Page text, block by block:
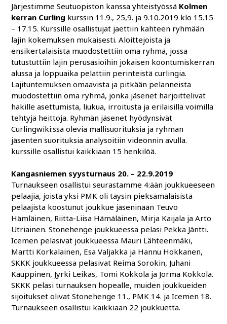
Järjestimme Seutuopiston kanssa yhteistyössä Kolmen
kerran Curling kurssin 11.9., 25,9. ja 9.10.2019 klo 15.15
– 17.15. Kurssille osallistujat jaettiin kahteen ryhmään
lajin kokemuksen mukaisesti. Aloittejoista ja
ensikertalaisista muodostettiin oma ryhmä, jossa
tutustuttiin lajin perusasioihin jokaisen koontumiskerran
alussa ja loppuaika pelattiin perinteistä curlingia.
Lajituntemuksen omaavista ja pitkään pelanneista
muodostettiin oma ryhmä, jonka jäsenet harjoittelivat
hakille asettumista, liukua, irroitusta ja erilaisilla voimilla
tehtyjä heittoja. Ryhmän jäsenet hyödynsivät
Curlingwiki:ssä olevia mallisuorituksia ja ryhmän
jäsenten suorituksia analysoitiin videonnin avulla.
kurssille osallistui kaikkiaan 15 henkilöä.
Kangasniemen syysturnaus 20. – 22.9.2019
Turnaukseen osallistui seurastamme 4:ään joukkueeseen
pelaajia, joista yksi PMK oli täysin pieksämäläisistä
pelaajista koostunut joukkue jäseninään Teuvo
Hämläinen, Riitta-Liisa Hämäläinen, Mirja Kaijala ja Arto
Utriainen. Stonehenge joukkueessa pelasi Pekka Jäntti.
Icemen pelasivat joukkueessa Mauri Lähteenmäki,
Martti Korkalainen, Esa Valjakka ja Hannu Hokkanen,
SKKK joukkueessa pelasivat Reima Sorokin, Juhani
Kauppinen, Jyrki Leikas, Tomi Kokkola ja Jorma Kokkola.
SKKK pelasi turnauksen hopealle, muiden joukkueiden
sijoitukset olivat Stonehenge 11., PMK 14. ja Icemen 18.
Turnaukseen osallistui kaikkiaan 22 joukkuetta.